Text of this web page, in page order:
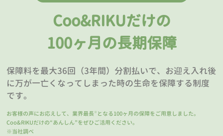
Coo&RIKUだけの
100ヶ月の長期保障
保障料を最大36回（3年間）分割払いで、お迎え入れ後
に万が一亡くなってしまった時の生命を保障する制度
です。
お客様の声にお応えして、業界最長 ※ となる100ヶ月の保障をご用意しました。
Coo&RIKUだけの“あんしん”をぜひご活用ください。
※当社調べ